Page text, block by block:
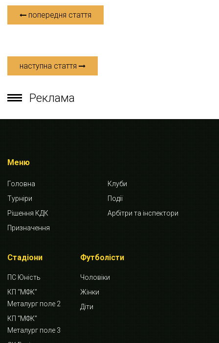
попередня стаття
наступна стаття
Реклама
Меню
Головна
Клуби
Турніри
Події
Рішення КДК
Арбітри та інспектори
Призначення
Стадіони
ПС Юність
КП “МФК”
Металург поле 2
КП “МФК”
Металург поле 3
Футболісти
Чоловіки
Жінки
Діти